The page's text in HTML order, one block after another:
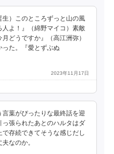
）このところずっと山の風
よ！』（綿野マイコ）素敵
どうですか』（高江洲弥）
た。『愛とずぶぬ
2023年11月17日
葉がぴったりな最終話を迎
張られたあとのハルタはダ
存続できてそうな感じだし
なのか。